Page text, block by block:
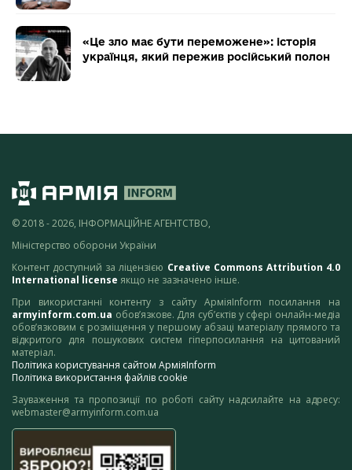
«Це зло має бути переможене»: історія
українця, який пережив російський полон
© 2018 - 2026, ІНФОРМАЦІЙНЕ АГЕНТСТВО,
Міністерство оборони України
Контент доступний за ліцензією Creative Commons Attribution 4.0
International license якщо не зазначено інше.
При використанні контенту з сайту АрміяInform посилання на
armyinform.com.ua обов’язкове. Для суб’єктів у сфері онлайн-медіа
обов’язковим є розміщення у першому абзаці матеріалу прямого та
відкритого для пошукових систем гіперпосилання на цитований
матеріал.
Політика користування сайтом АрміяInform
Політика використання файлів cookie
Зауваження та пропозиції по роботі сайту надсилайте на адресу:
webmaster@armyinform.com.ua